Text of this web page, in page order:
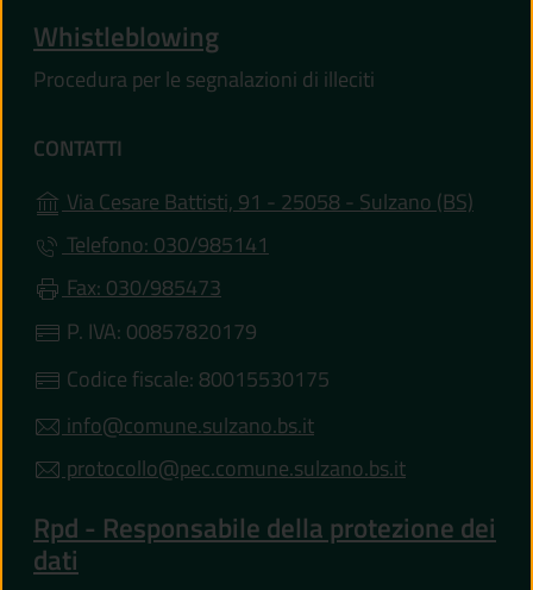
Whistleblowing
Procedura per le segnalazioni di illeciti
CONTATTI
Via Cesare Battisti, 91 - 25058 - Sulzano (BS)
Telefono: 030/985141
Fax: 030/985473
P. IVA: 00857820179
Codice fiscale: 80015530175
info@comune.sulzano.bs.it
protocollo@pec.comune.sulzano.bs.it
Rpd - Responsabile della protezione dei
dati